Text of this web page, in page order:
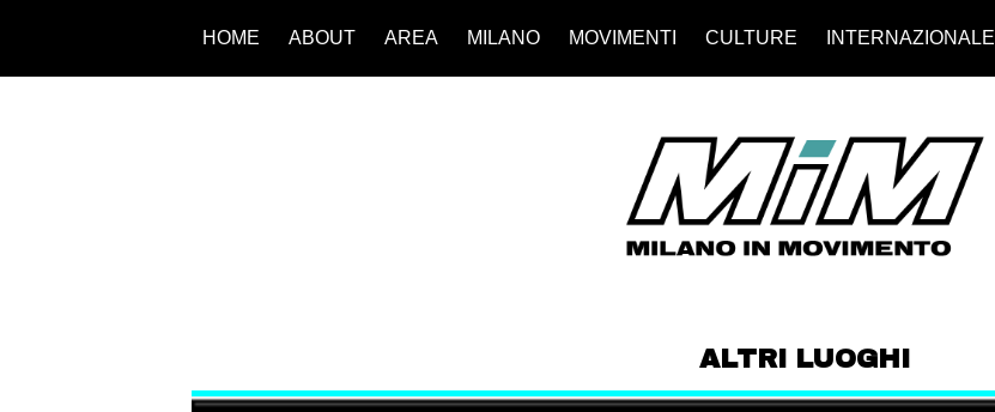
HOME ABOUT AREA MILANO MOVIMENTI CULTURE INTERNAZIONALE
ALTRI LUOGHI